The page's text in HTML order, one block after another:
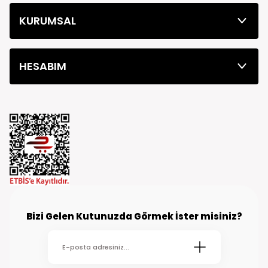
KURUMSAL
HESABIM
Bizi Gelen Kutunuzda Görmek İster misiniz?